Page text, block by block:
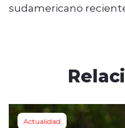
sudamericano
Actualidad